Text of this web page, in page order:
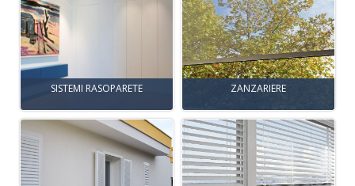
SISTEMI RASOPARETE ZANZARIERE